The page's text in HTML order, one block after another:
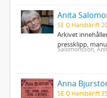
Anita
SE Q Handskrift
Arkivet
pressklipp,
Salomonsson,
Anna
SE Q Handskrift